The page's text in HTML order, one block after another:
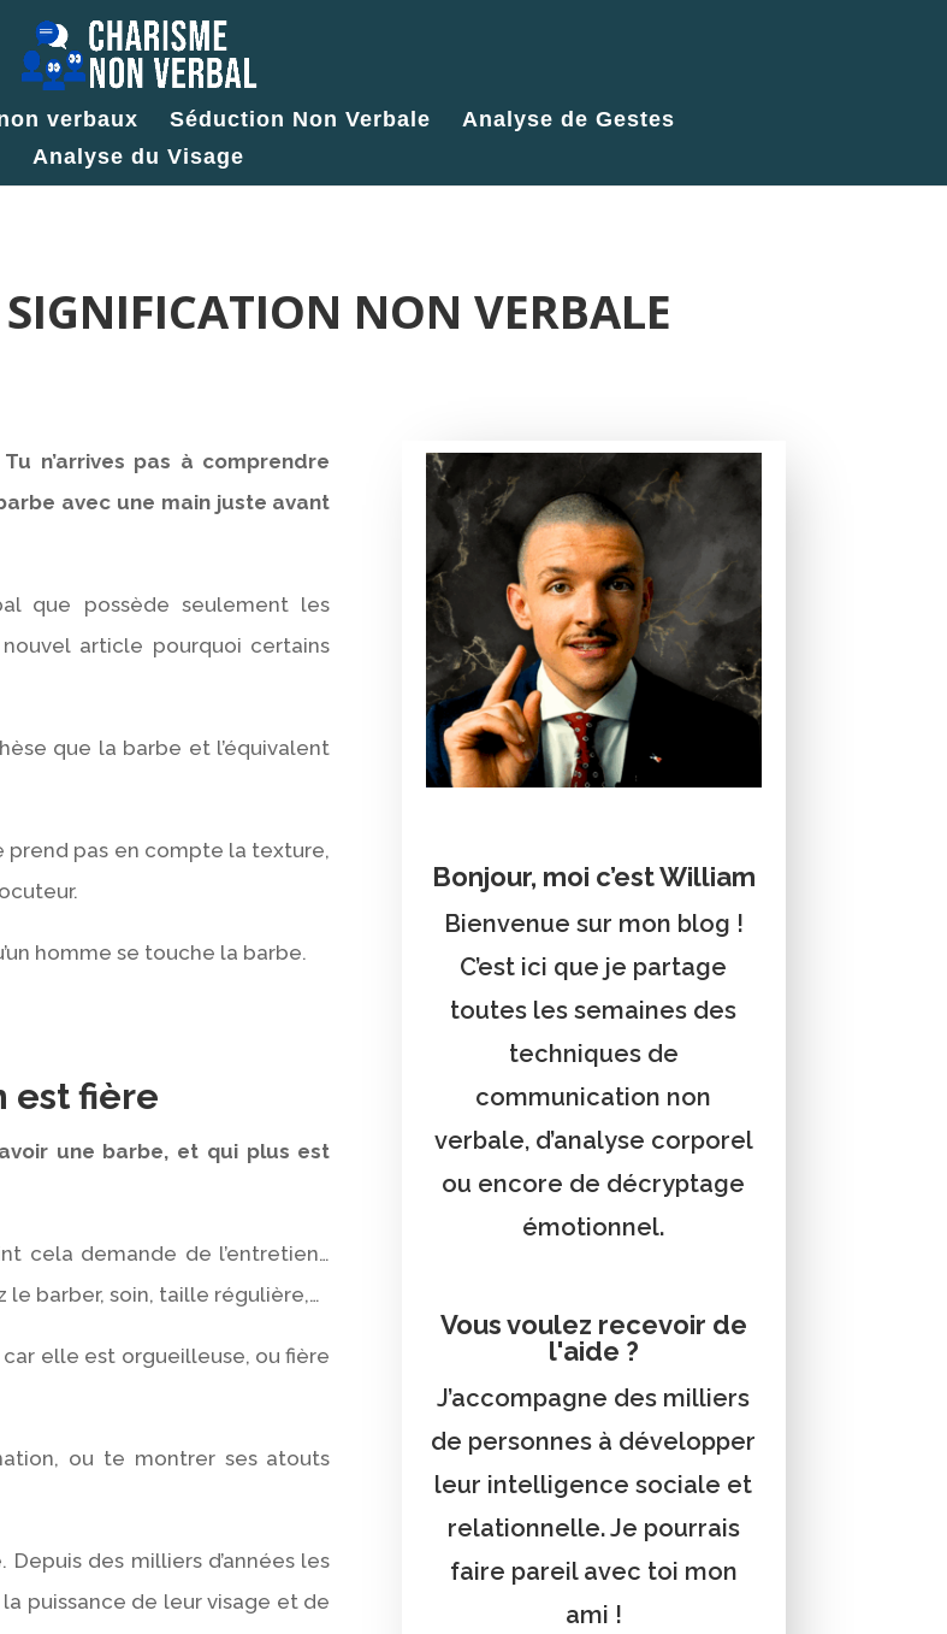
verbaux Séduction Non Verbale
Analyse de Gestes
Analyse du Visage
NON VERBALE
n’arrives pas à comprendre
avec une main juste avant
que possède seulement les
article pourquoi certains
que la barbe et l’équivalent
prend pas en compte la texture,
homme se touche la barbe.
est fière
une barbe, et qui plus est
cela demande de l’entretien…
le barber, soin, taille régulière,…
elle est orgueilleuse, ou fière
ou te montrer ses atouts
des milliers d’années les
puissance de leur visage et de
Bonjour, moi c’est William
Bienvenue sur mon blog !
C’est ici que je partage
toutes les semaines des
techniques de
communication non
verbale, d’analyse corporel
ou encore de décryptage
émotionnel.
Vous voulez recevoir de
l'aide ?
J’accompagne des milliers
de personnes à développer
leur intelligence sociale et
relationnelle. Je pourrais
faire pareil avec toi mon
ami !